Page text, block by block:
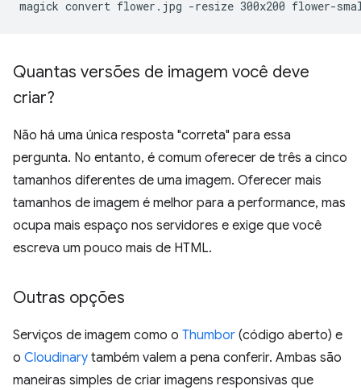
magick convert flower.jpg -resize 300x200
Quantas versões de imagem você deve
criar?
Não há uma única resposta "correta" para essa
pergunta. No entanto, é comum oferecer de três a cinco
tamanhos diferentes de uma imagem. Oferecer mais
tamanhos de imagem é melhor para a performance, mas
ocupa mais espaço nos servidores e exige que você
escreva um pouco mais de HTML.
Outras opções
Serviços de imagem como o Thumbor (código aberto) e
o Cloudinary também valem a pena conferir. Ambas são
maneiras simples de criar imagens responsivas que